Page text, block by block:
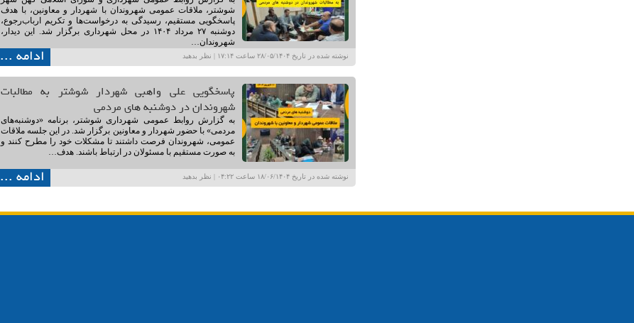
پاسخگویی علی واهبی شهردار شوشتر به مطالبات
شهروندان در دوشنبه های مردمی
به گزارش روابط عمومی شهرداری شوشتر، برنامه «دوشنبه‌های
مردمی» با حضور شهردار و معاونین برگزار شد. در این جلسه ملاقات
عمومی، شهروندان فرصت داشتند تا مشکلات خود را مطرح کنند و
به صورت مستقیم با مسئولان در ارتباط باشند. هدف…
نوشته شده در تاریخ ۱۸/۰۶/۱۴۰۴ ساعت ۰۴:۲۲ | نظر بدهید ادامه ...
شوشتر، ملاقات عمومی شهروندان با شهردار و معاونین، با هدف
پاسخگویی مستقیم، رسیدگی به درخواست‌ها و تکریم ارباب‌رجوع،
دوشنبه ۲۷ مرداد ۱۴۰۴ در محل شهرداری برگزار شد. این دیدار،
شهروندان…
نوشته شده در تاریخ ۲۸/۰۵/۱۴۰۴ ساعت ۱۷:۱۴ | نظر بدهید ادامه ...